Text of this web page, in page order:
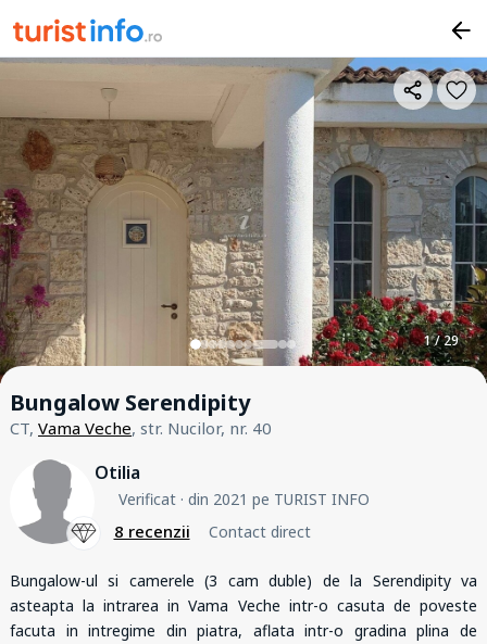
1 / 29
Bungalow Serendipity
CT, Vama Veche, str. Nucilor, nr. 40
Otilia
Verificat· din 2021 pe TURIST INFO
8 recenzii Contact direct
Bungalow-ul si camerele (3 cam duble) de la Serendipity va
asteapta la intrarea in Vama Veche intr-o casuta de poveste
facuta in intregime din piatra, aflata intr-o gradina plina de